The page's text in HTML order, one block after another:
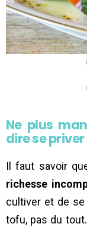
Ne plus
dire se priver
Il faut savoir
richesse
cultiver et de
tofu, pas du